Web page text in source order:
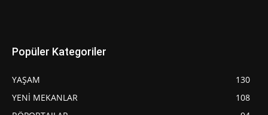
Popüler Kategoriler
YAŞAM
130
YENİ MEKANLAR
108